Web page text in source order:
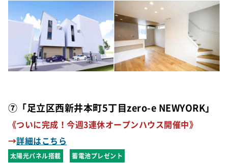
⑦「足立区西新井本町5丁目zero-e NEWYORK」
《ついに完成！今週3連休オープンハウス開催中》
→詳細はこちら
太陽光パネル搭載 蓄電池プレゼント